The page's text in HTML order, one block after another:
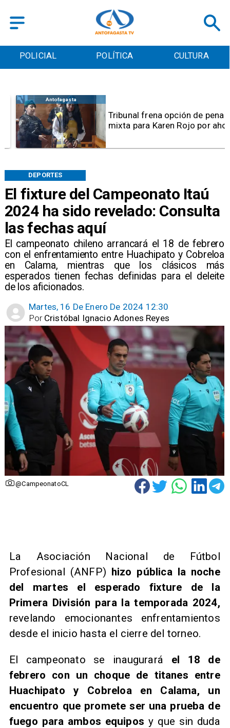
POLICIAL POLÍTICA CULTURA
El fixture del Campeonato Itaú
2024 ha sido revelado: Consulta
las fechas aquí
​El campeonato chileno arrancará el 18 de febrero
con el enfrentamiento entre Huachipato y Cobreloa
en Calama, mientras que los clásicos más
esperados tienen fechas definidas para el deleite
de los aficionados.
DEPORTES
Martes, 16 De Enero De 2024 12:30
Cristóbal Ignacio Adones Reyes
Por
@CampeonatoCL
Antofagasta
Tribunal frena opción de pena
mixta para Karen Rojo por ahora
La Asociación Nacional de Fútbol
Profesional (ANFP) hizo pública la noche
del martes el esperado fixture de la
Primera División para la temporada 2024,
revelando emocionantes enfrentamientos
desde el inicio hasta el cierre del torneo.
​El campeonato se inaugurará el 18 de
febrero con un choque de titanes entre
Huachipato y Cobreloa en Calama, un
encuentro que promete ser una prueba de
fuego para ambos equipos y que sin duda